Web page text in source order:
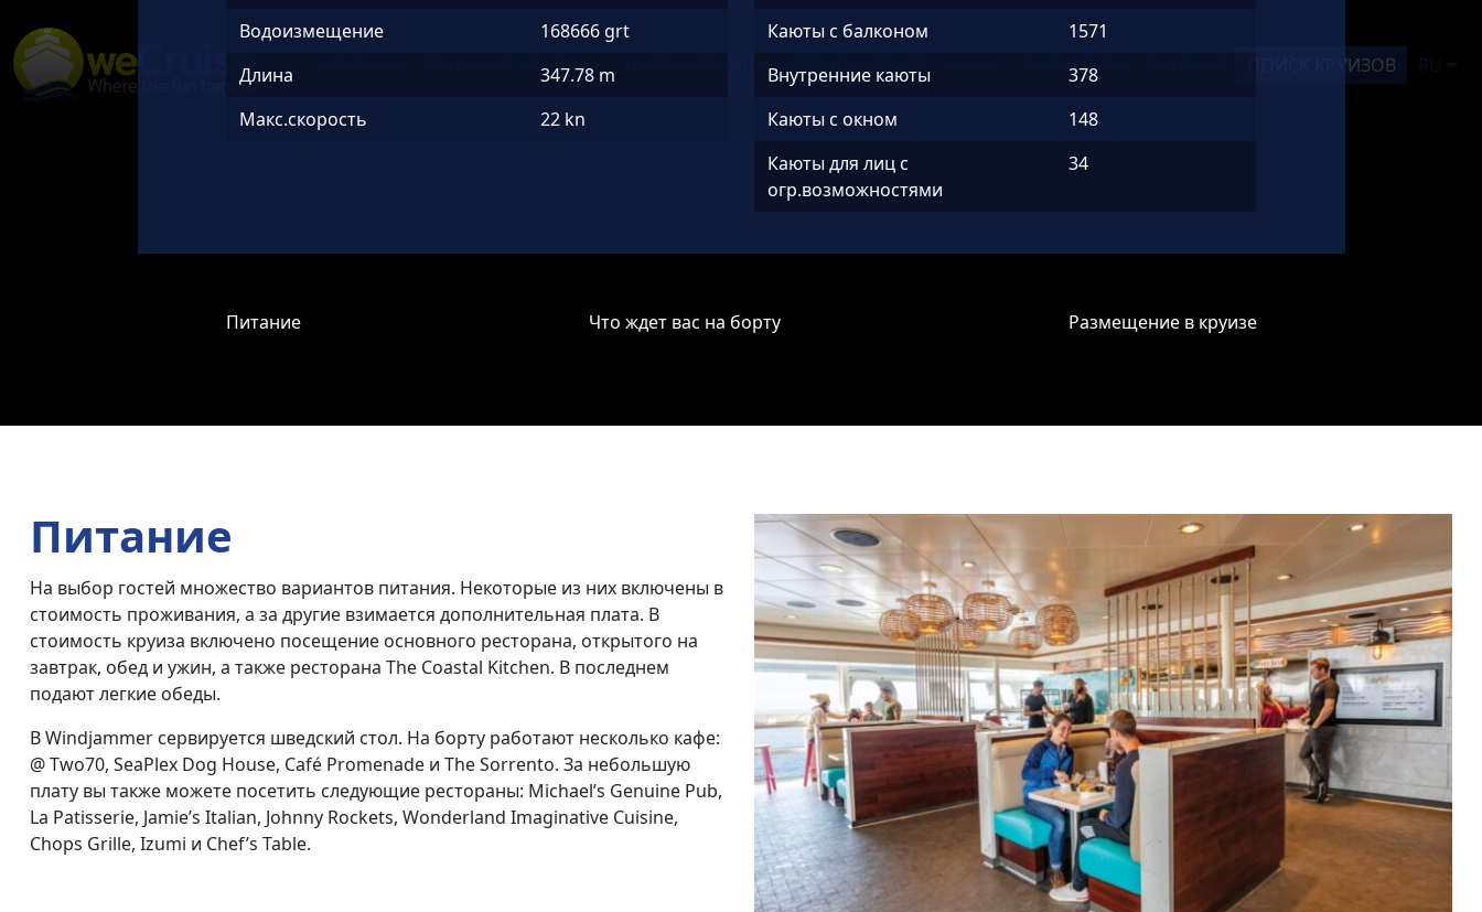
Main КРУИЗНЫЕ ЛИНИИ БРОШЮРЫ ПОИСК КРУИЗОВ RU
Водоизмещение
168666 grt
Длина
347.78 m
Макс.скорость
22 kn
Каюты с балконом
1571
Внутренние каюты
378
Каюты с окном
148
Каюты для лиц с
огр.возможностями
34
Питание Что ждет вас на борту Размещение в круизе
Питание
На выбор гостей множество вариантов питания. Некоторые из них включены в
стоимость проживания, а за другие взимается дополнительная плата. В
стоимость круиза включено посещение основного ресторана, открытого на
завтрак, обед и ужин, а также ресторана The Coastal Kitchen. В последнем
подают легкие обеды.
В Windjammer сервируется шведский стол. На борту работают несколько кафе:
@ Two70, SeaPlex Dog House, Café Promenade и The Sorrento. За небольшую
плату вы также можете посетить следующие рестораны: Michael’s Genuine Pub,
La Patisserie, Jamie’s Italian, Johnny Rockets, Wonderland Imaginative Cuisine,
Chops Grille, Izumi и Chef’s Table.